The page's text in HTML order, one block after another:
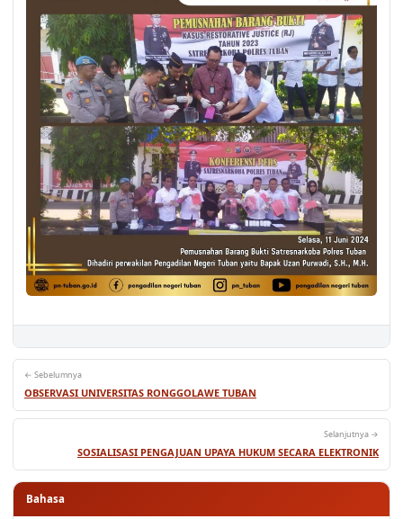
← Sebelumnya
OBSERVASI UNIVERSITAS RONGGOLAWE TUBAN
Selanjutnya →
SOSIALISASI PENGAJUAN UPAYA HUKUM SECARA ELEKTRONIK
Bahasa